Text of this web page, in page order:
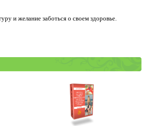
и желание заботься о своем здоровье.